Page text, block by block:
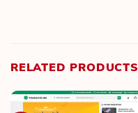
RELATED PRODUCTS